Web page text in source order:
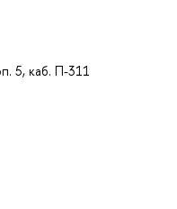
5, каб. П-311